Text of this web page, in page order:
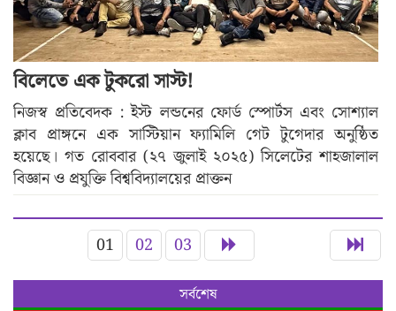
বিলেতে এক টুকরো সাস্ট!
নিজস্ব প্রতিবেদক : ইস্ট লন্ডনের ফোর্ড স্পোর্টস এবং সোশ্যাল
ক্লাব প্রাঙ্গনে এক সাস্টিয়ান ফ্যামিলি গেট টুগেদার অনুষ্ঠিত
হয়েছে। গত রোববার (২৭ জুলাই ২০২৫) সিলেটের শাহজালাল
বিজ্ঞান ও প্রযুক্তি বিশ্ববিদ্যালয়ের প্রাক্তন
01 02 03
সর্বশেষ